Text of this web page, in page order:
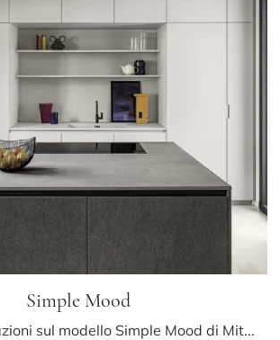
Simple Mood
Ottieni informazioni sul modello Simple Mood di Mittel: arreda la zona cucina con la soluzione in laccato opaco che fa per te.